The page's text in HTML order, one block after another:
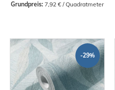
Grundpreis: 7,92 € / Quadratmeter
-29%